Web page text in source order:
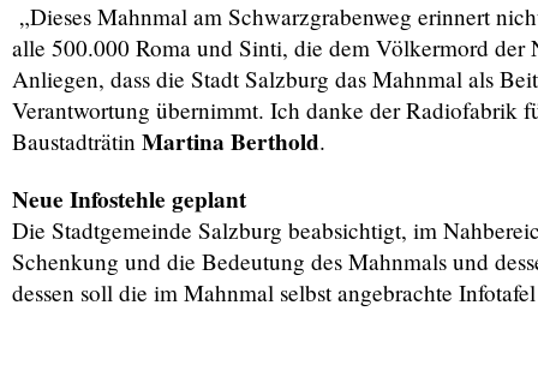
„Dieses Mahnmal am Schwarzgrabenweg erinnert
alle 500.000 Roma und Sinti, die dem Völkermord
Anliegen, dass die Stadt Salzburg das Mahnmal als
Verantwortung übernimmt. Ich danke der Radiofabrik
Baustadträtin Martina Berthold.
Neue Infostehle geplant
Die Stadtgemeinde Salzburg beabsichtigt, im
Schenkung und die Bedeutung des Mahnmals und
dessen soll die im Mahnmal selbst angebrachte